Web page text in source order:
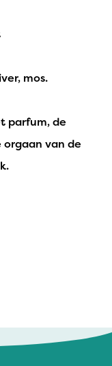
mos.
parfum, de
van de